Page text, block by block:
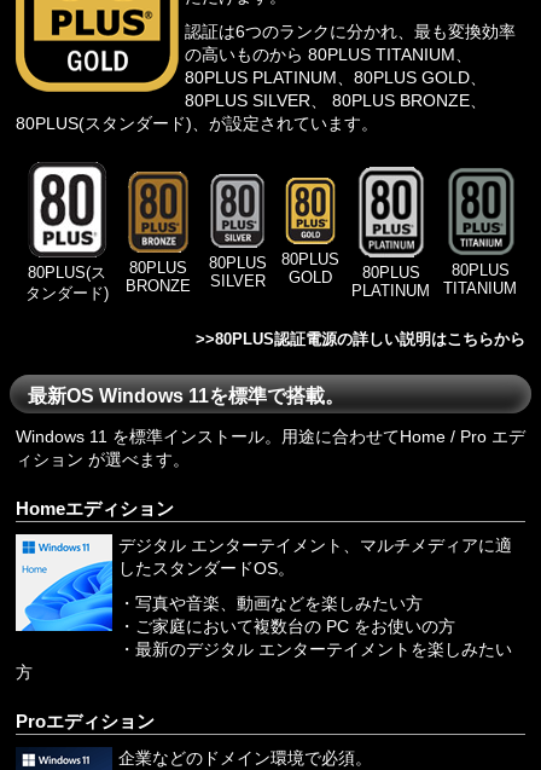
認証は6つのランクに分かれ、最も変換効率
の高いものから 80PLUS TITANIUM、
80PLUS PLATINUM、80PLUS GOLD、
80PLUS SILVER、 80PLUS BRONZE、
80PLUS(スタンダード)、が設定されています。
80PLUS(ス
タンダード)
80PLUS
BRONZE
80PLUS
SILVER
80PLUS
GOLD
80PLUS
PLATINUM
80PLUS
TITANIUM
>>80PLUS認証電源の詳しい説明はこちらから
最新OS Windows 11を標準で搭載。
Windows 11 を標準インストール。用途に合わせてHome / Pro エデ
ィション が選べます。
Homeエディション
デジタル エンターテイメント、マルチメディアに適
したスタンダードOS。
・写真や音楽、動画などを楽しみたい方
・ご家庭において複数台の PC をお使いの方
・最新のデジタル エンターテイメントを楽しみたい
方
Proエディション
企業などのドメイン環境で必須。